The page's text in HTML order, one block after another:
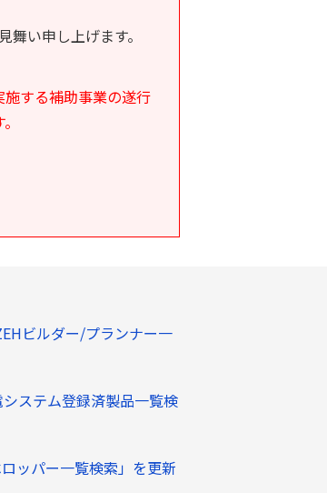
い申し上げます。
施する補助事業の遂行
ビルダー/プランナー一
ステム登録済製品一覧検
ッパー一覧検索」を更新